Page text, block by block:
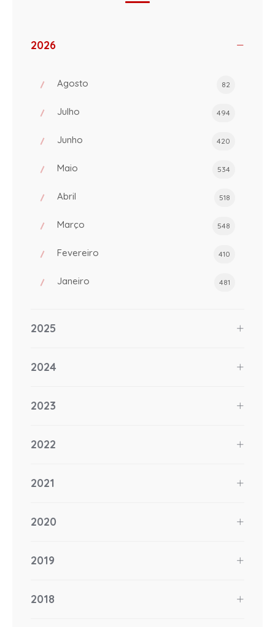
2026
Agosto 82
Julho 494
Junho 420
Maio 534
Abril 518
Março 548
Fevereiro 410
Janeiro 481
2025
2024
2023
2022
2021
2020
2019
2018